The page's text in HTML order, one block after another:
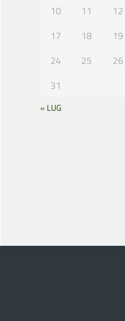
10
11 12
17
18 19
24
25 26
31
« LUG